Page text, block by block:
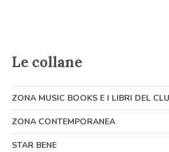
Le collane
ZONA MUSIC BOOKS E I LIBRI DEL
ZONA CONTEMPORANEA
STAR BENE